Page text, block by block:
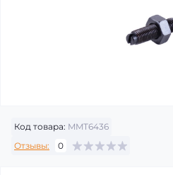
Код товара: MMT6436
Отзывы:
0